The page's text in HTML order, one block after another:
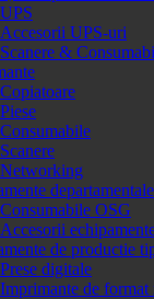
UPS
Accesorii UPS-uri
&
Copiatoare
Piese
Consumabile
Scanere
Networking
departamentale
Consumabile OSG
Accesorii
de productie
Prese digitale
Imprimante de format